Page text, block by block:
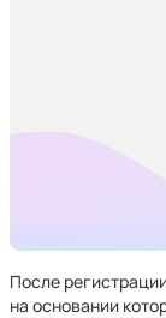
После
на основании